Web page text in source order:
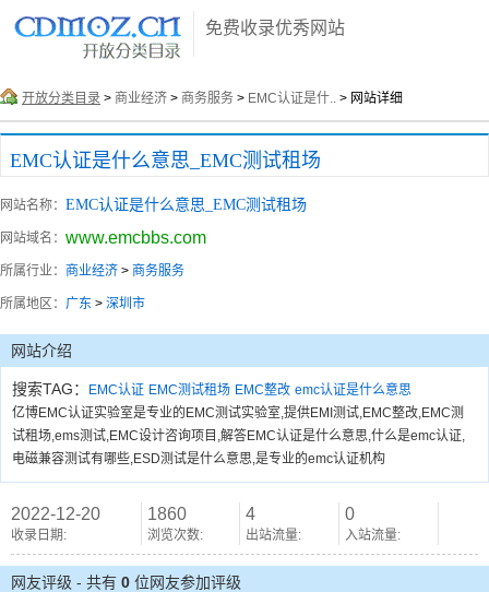
免费收录优秀网站
开放分类目录 > 商业经济 > 商务服务 > EMC认证是什.. > 网站详细
EMC认证是什么意思_EMC测试租场
网站名称： EMC认证是什么意思_EMC测试租场
网站域名： www.emcbbs.com
所属行业： 商业经济 > 商务服务
所属地区： 广东 > 深圳市
网站介绍
搜索TAG： EMC认证 EMC测试租场 EMC整改 emc认证是什么意思
亿博EMC认证实验室是专业的EMC测试实验室,提供EMI测试,EMC整改,EMC测
试租场,ems测试,EMC设计咨询项目,解答EMC认证是什么意思,什么是emc认证,
电磁兼容测试有哪些,ESD测试是什么意思,是专业的emc认证机构
2022-12-20
收录日期:
1860
浏览次数:
4
出站流量:
0
入站流量:
网友评级 - 共有 0 位网友参加评级